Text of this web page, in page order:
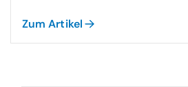
Zum Artikel